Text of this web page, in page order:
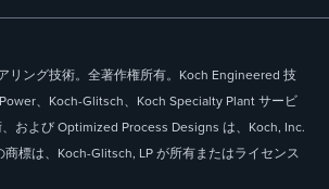
リング技術。全著作権所有。Koch Engineered 技
、Koch-Glitsch、Koch Specialty Plant サービ
および Optimized Process Designs は、Koch, Inc.
標は、Koch-Glitsch, LP が所有またはライセンス